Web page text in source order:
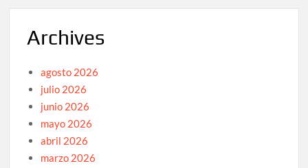
Archives
agosto 2026
julio 2026
junio 2026
mayo 2026
abril 2026
marzo 2026